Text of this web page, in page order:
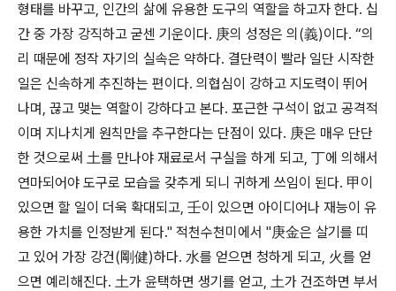
형태를 바꾸고, 인간의 삶에 유용한 도구의 역할을 하고자 한다. 십
간 중 가장 강직하고 굳센 기운이다. 庚의 성정은 의(義)이다. “의
리 때문에 정작 자기의 실속은 약하다. 결단력이 빨라 일단 시작한
일은 신속하게 추진하는 편이다. 의협심이 강하고 지도력이 뛰어
나며, 끊고 맺는 역할이 강하다고 본다. 포근한 구석이 없고 공격적
이며 지나치게 원칙만을 추구한다는 단점이 있다. 庚은 매우 단단
한 것으로써 土를 만나야 재료로서 구실을 하게 되고, 丁에 의해서
연마되어야 도구로 모습을 갖추게 되니 귀하게 쓰임이 된다. 甲이
있으면 할 일이 더욱 확대되고, 壬이 있으면 아이디어나 재능이 유
용한 가치를 인정받게 된다." 적천수천미에서 "庚金은 살기를 띠
고 있어 가장 강건(剛健)하다. 水를 얻으면 청하게 되고, 火를 얻
으면 예리해진다. 土가 윤택하면 생기를 얻고, 土가 건조하면 부서